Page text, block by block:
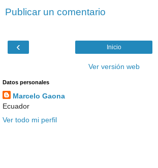
Publicar un comentario
‹ Inicio
Ver versión web
Datos personales
Marcelo Gaona
Ecuador
Ver todo mi perfil